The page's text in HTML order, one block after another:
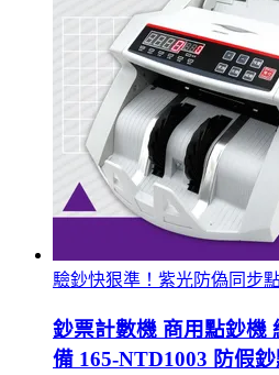
驗鈔快狠準！紫光防偽同步
鈔票計數機 商用點鈔機
備 165-NTD1003 防假